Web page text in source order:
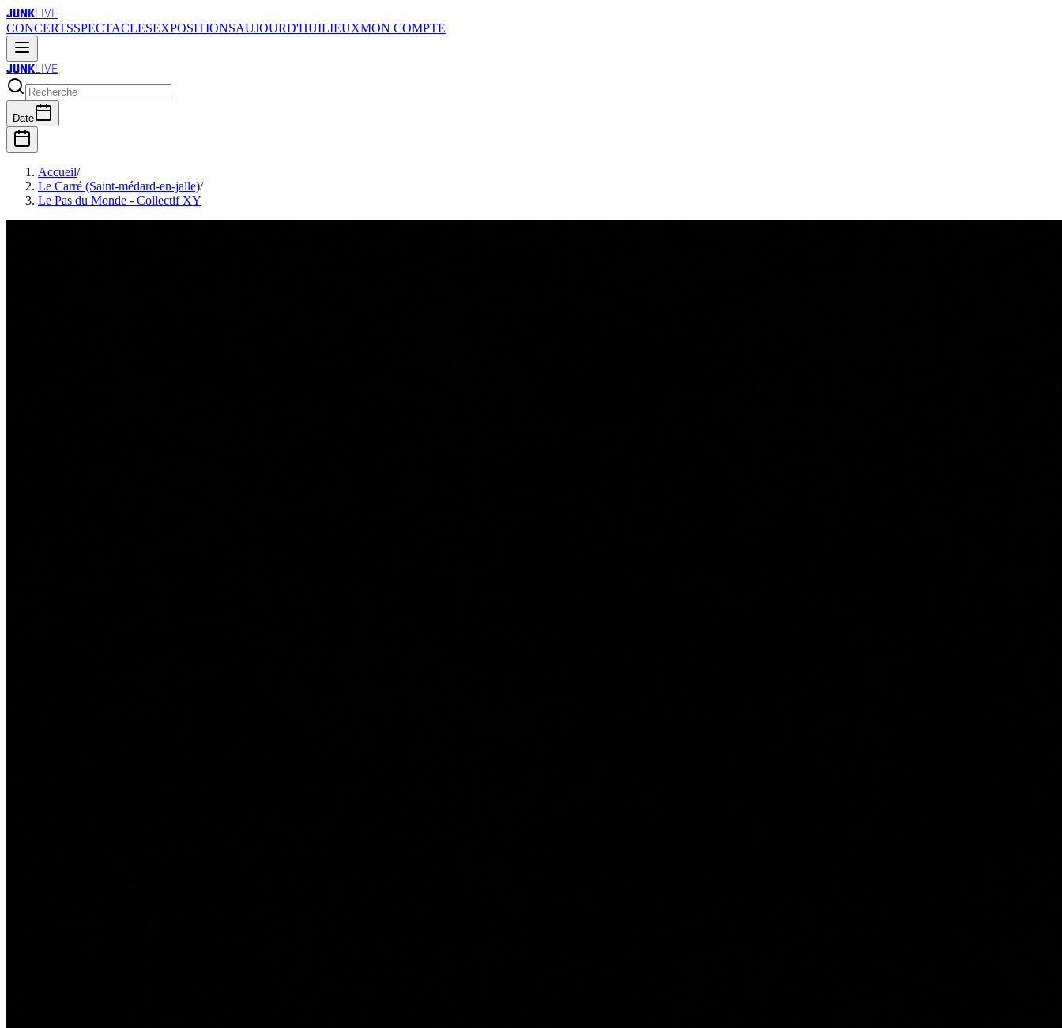
JUNKLIVE
CONCERTSSPECTACLESEXPOSITIONSAUJOURD'HUILIEUXMON COMPTE
JUNKLIVE
Date
Accueil/
Le Carré (Saint-médard-en-jalle)/
Le Pas du Monde - Collectif XY